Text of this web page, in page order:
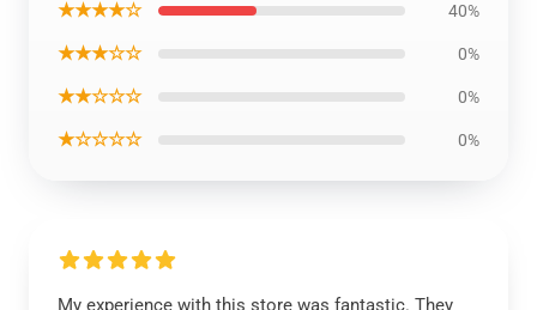
★★★★☆ 40%
★★★☆☆ 0%
★★☆☆☆ 0%
★☆☆☆☆ 0%
My experience with this store was fantastic. They